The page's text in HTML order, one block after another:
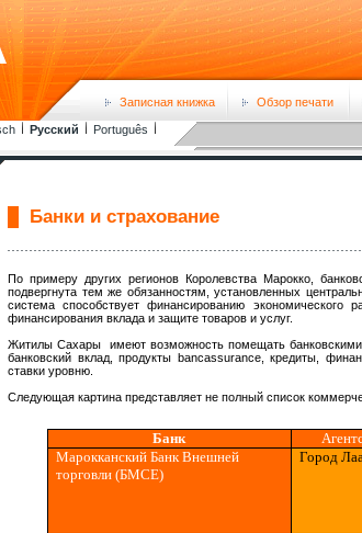
Записная книжка Обзор печати
Русский
Português
Банки и страхование
По примеру других регионов Королевства Марокко,
подвергнута тем же обязанностям, установленных
система способствует финансированию экономического
финансирования вклада и защите товаров и услуг.
Житилы Сахары имеют возможность помещать банковскими
банковский вклад, продукты bancassurance, кредиты,
ставки уровню.
Следующая картина представляет не полный список
Банк
Марокканский Банк Внешней
торговли (БМСЕ)
Город